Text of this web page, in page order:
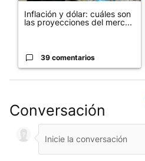
Inflación y dólar: cuáles son
las proyecciones del merc...
39 comentarios
Conversación